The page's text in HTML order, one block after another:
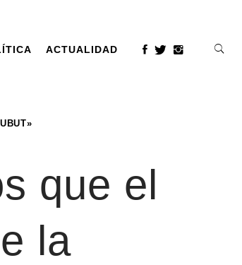
ACTUALIDAD
que el
la